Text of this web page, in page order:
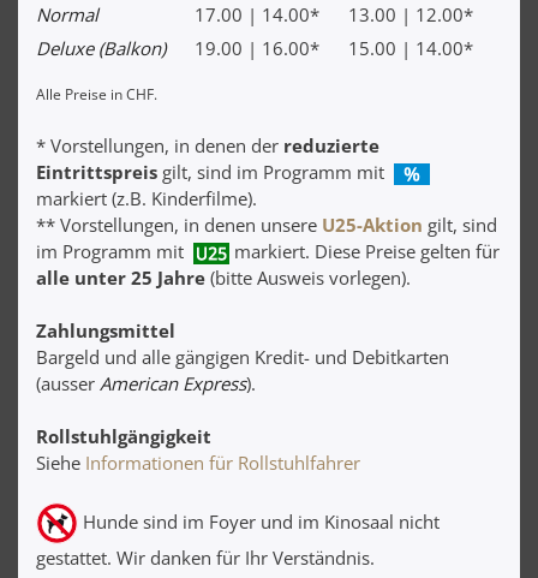
Normal
17.00 | 14.00*
13.00 | 12.00*
Deluxe (Balkon)
19.00 | 16.00* 15.00 | 14.00*
Alle Preise in CHF.
* Vorstellungen, in denen der reduzierte
Eintrittspreis gilt, sind im Programm mit
markiert (z.B. Kinderfilme).
** Vorstellungen, in denen unsere U25-Aktion gilt, sind
im Programm mit
markiert. Diese Preise gelten für
alle unter 25 Jahre (bitte Ausweis vorlegen).
Zahlungsmittel
Bargeld und alle gängigen Kredit- und Debitkarten
(ausser American Express).
Rollstuhlgängigkeit
Siehe Informationen für Rollstuhlfahrer
Hunde sind im Foyer und im Kinosaal nicht
gestattet. Wir danken für Ihr Verständnis.